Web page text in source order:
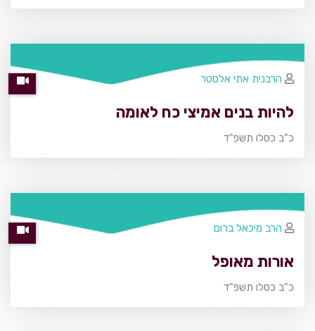
להיות בנים אמיצי כח לאומה
כ"ב כסלו תשפ"ד
הרבנית אתי אלסטר
אורות מאופל
כ"ב כסלו תשפ"ד
הרב מיכאל ברום